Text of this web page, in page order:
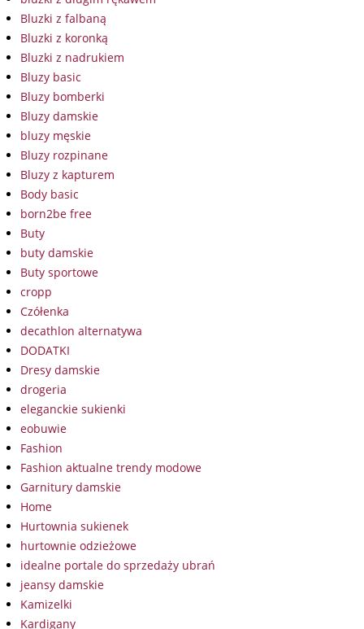
Bluzki z falbaną
Bluzki z koronką
Bluzki z nadrukiem
Bluzy basic
Bluzy bomberki
Bluzy damskie
bluzy męskie
Bluzy rozpinane
Bluzy z kapturem
Body basic
born2be free
Buty
buty damskie
Buty sportowe
cropp
Czółenka
decathlon alternatywa
DODATKI
Dresy damskie
drogeria
eleganckie sukienki
eobuwie
Fashion
Fashion aktualne trendy modowe
Garnitury damskie
Home
Hurtownia sukienek
hurtownie odzieżowe
idealne portale do sprzedaży ubrań
jeansy damskie
Kamizelki
Kardigany